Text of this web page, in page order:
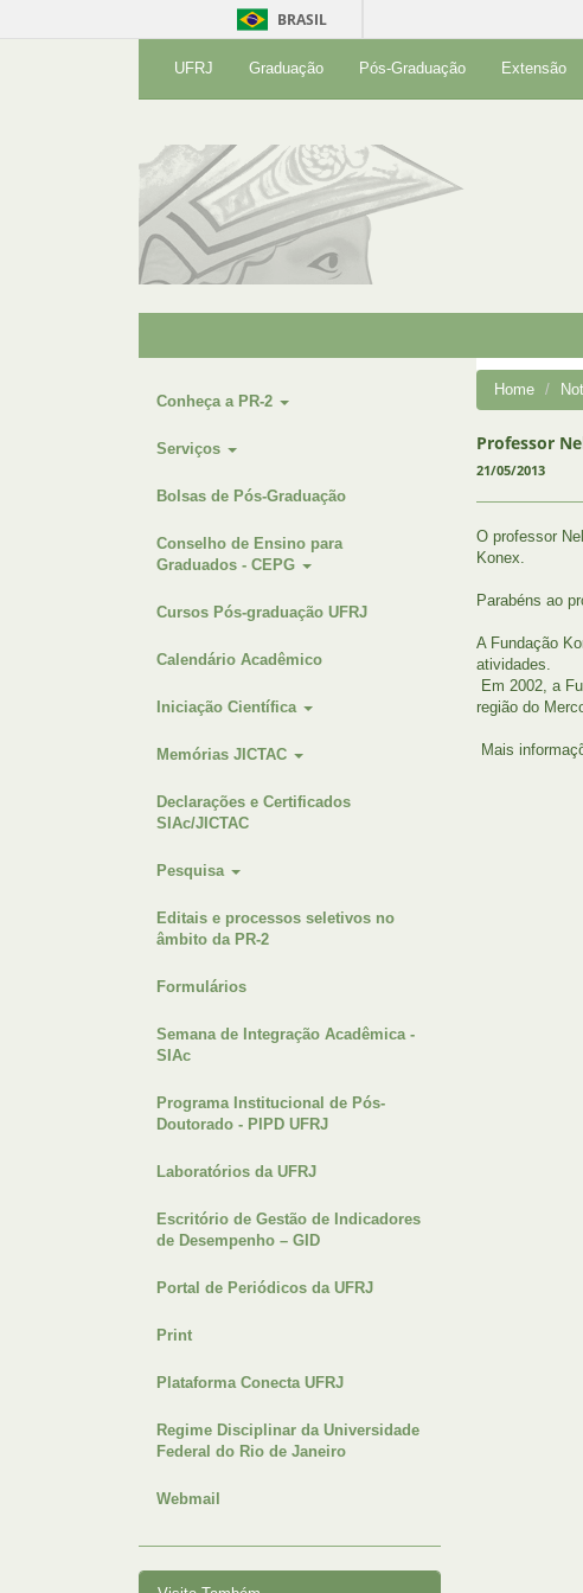
BRASIL
UFRJ Graduação Pós-Graduação Extensão
Conheça a PR-2
Serviços
Bolsas de Pós-Graduação
Conselho de Ensino para
Graduados - CEPG
Cursos Pós-graduação UFRJ
Calendário Acadêmico
Iniciação Científica
Memórias JICTAC
Declarações e Certificados
SIAc/JICTAC
Pesquisa
Editais e processos seletivos no
âmbito da PR-2
Formulários
Semana de Integração Acadêmica -
SIAc
Programa Institucional de Pós-
Doutorado - PIPD UFRJ
Laboratórios da UFRJ
Escritório de Gestão de Indicadores
de Desempenho – GID
Portal de Periódicos da UFRJ
Print
Plataforma Conecta UFRJ
Regime Disciplinar da Universidade
Federal do Rio de Janeiro
Webmail
Home
Professor
21/05/2013
O professor
Konex.
Parabéns ao
A Fundação
atividades.
Em 2002, a
região do
Mais